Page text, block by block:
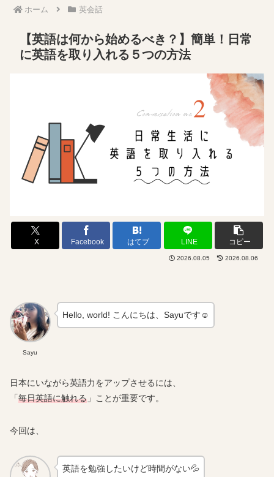
ホーム 英会話
【英語は何から始めるべき？】簡単！日常
に英語を取り入れる５つの方法
X Facebook はてブ LINE コピー
2026.08.05 2026.08.06
Sayu
Hello, world! こんにちは、Sayuです☺
日本にいながら英語力をアップさせるには、
「毎日英語に触れる 」ことが重要です。
今回は、
英語を勉強したいけど時間がない💦